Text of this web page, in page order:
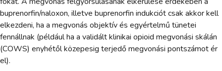
buprenorfin/naloxon, illetve buprenorfin indukciót csak akkor kell
elkezdeni, ha a megvonás objektív és egyértelmű tünetei
fennállnak (például ha a validált klinikai opioid megvonási skálán
(COWS) enyhétől közepesig terjedő megvonási pontszámot ér
el).